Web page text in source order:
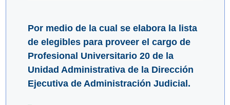
Por medio de la cual se elabora la lista
de elegibles para proveer el cargo de
Profesional Universitario 20 de la
Unidad Administrativa de la Dirección
Ejecutiva de Administración Judicial.